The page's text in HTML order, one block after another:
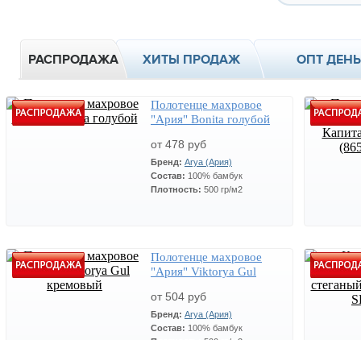
РАСПРОДАЖА ХИТЫ ПРОДАЖ ОПТ ДЕНЬ
Полотенце махровое
"Ария" Bonita голубой
от 478 руб
Бренд: Arya (Ария)
Состав: 100% бамбук
Плотность: 500 гр/м2
СТОП ЦЕНА
Размер:70*140 см. 562
Цена Количество
СТОП
Размер:
Полотенце махровое
"Ария" Viktorya Gul
от 504 руб
Бренд: Arya (Ария)
Состав: 100% бамбук